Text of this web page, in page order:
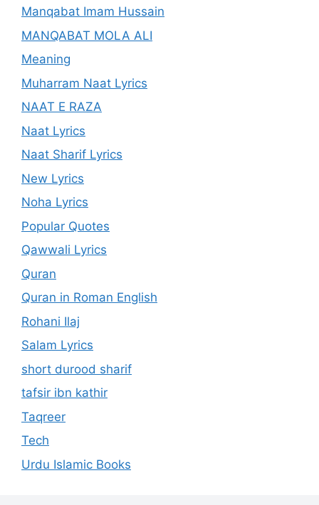
Manqabat Imam Hussain
MANQABAT MOLA ALI
Meaning
Muharram Naat Lyrics
NAAT E RAZA
Naat Lyrics
Naat Sharif Lyrics
New Lyrics
Noha Lyrics
Popular Quotes
Qawwali Lyrics
Quran
Quran in Roman English
Rohani Ilaj
Salam Lyrics
short durood sharif
tafsir ibn kathir
Taqreer
Tech
Urdu Islamic Books